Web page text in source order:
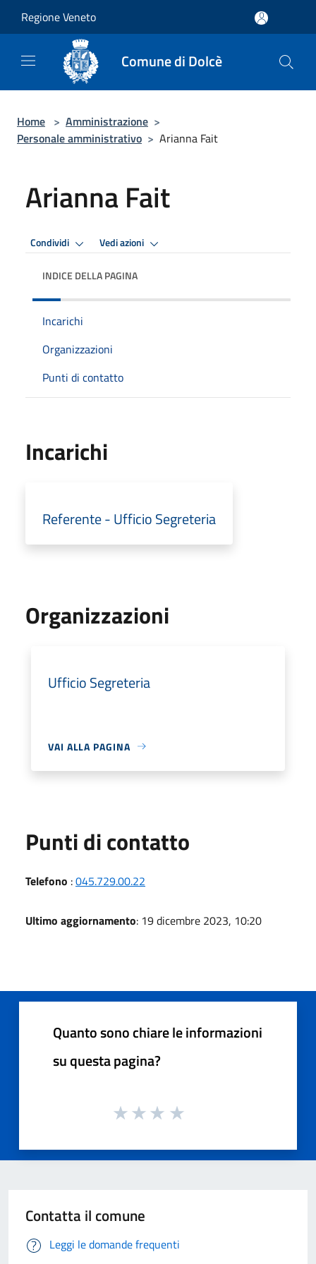
Regione Veneto
Comune di Dolcè
Home > Amministrazione >
Personale amministrativo > Arianna Fait
Arianna Fait
Condividi Vedi azioni
INDICE DELLA PAGINA
Incarichi
Organizzazioni
Punti di contatto
Incarichi
Referente - Ufficio Segreteria
Organizzazioni
Ufficio Segreteria
VAI ALLA PAGINA
Punti di contatto
Telefono :045.729.00.22
Ultimo aggiornamento: 19 dicembre 2023, 10:20
Quanto sono chiare le informazioni
su questa pagina?
Contatta il comune
Leggi le domande frequenti